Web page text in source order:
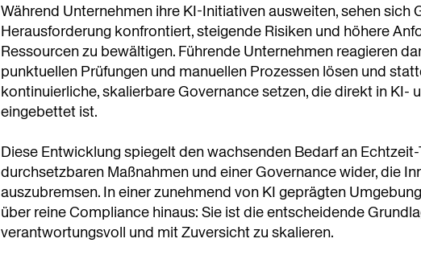
Während Unternehmen ihre KI-Initiativen ausweiten, sehen sich
Herausforderung konfrontiert, steigende Risiken und höhere
Ressourcen zu bewältigen. Führende Unternehmen reagieren
punktuellen Prüfungen und manuellen Prozessen lösen und
kontinuierliche, skalierbare Governance setzen, die direkt in KI-
eingebettet ist.
Diese Entwicklung spiegelt den wachsenden Bedarf an
durchsetzbaren Maßnahmen und einer Governance wider, die
auszubremsen. In einer zunehmend von KI geprägten
über reine Compliance hinaus: Sie ist die entscheidende
verantwortungsvoll und mit Zuversicht zu skalieren.